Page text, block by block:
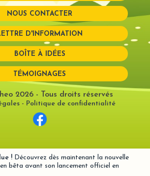
NOUS CONTACTER
D'INFORMATION
BOÎTE À IDÉES
TÉMOIGNAGES
2026 - Tous droits réservés
- Politique de confidentialité
! Découvrez dès maintenant la nouvelle
bêta avant son lancement officiel en